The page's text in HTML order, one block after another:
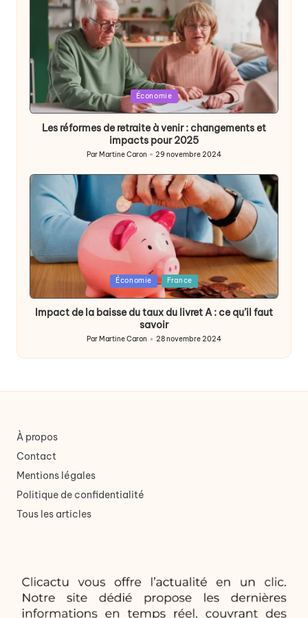
Posted
in
Économie
Les réformes de retraite à venir : changements et
impacts pour 2025
Publié
ParMartine Caron 29 novembre 2024
Économie France
Impact de la baisse du taux du livret A : ce qu’il faut
savoir
Publié
par
Par Martine Caron 28 novembre 2024
À propos
Contact
Mentions légales
Politique de confidentialité
Tous les articles